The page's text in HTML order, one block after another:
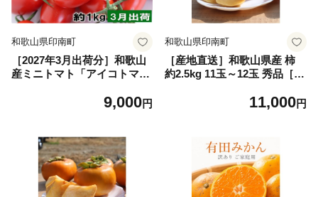
和歌山県印南町
［2027年3月出荷分］和歌山
産ミニトマト「アイコトマ
9,000円
和歌山県印南町
［産地直送］和歌山県産 柿
約2.5kg 11玉～12玉 秀品［U
11,000円